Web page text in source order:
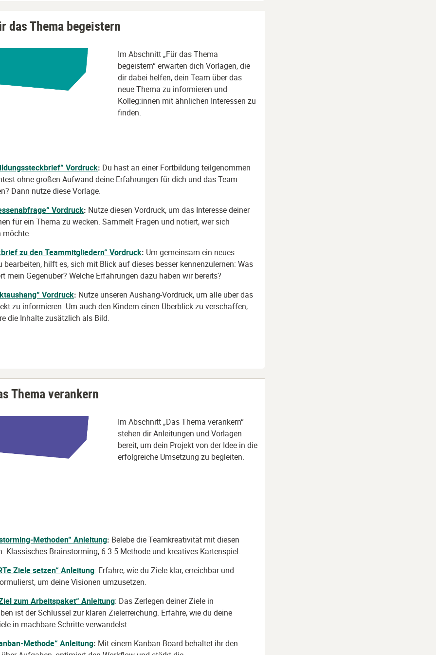
das Thema begeistern
Im Abschnitt „Für das Thema
begeistern“ erwarten dich Vorlagen, die
dir dabei helfen, dein Team über das
neue Thema zu informieren und
Kolleg:innen mit ähnlichen Interessen zu
finden.
Vordruck: Du hast an einer Fortbildung teilgenommen
ohne großen Aufwand deine Erfahrungen für dich und das Team
Dann nutze diese Vorlage.
Vordruck: Nutze diesen Vordruck, um das Interesse deiner
für ein Thema zu wecken. Sammelt Fragen und notiert, wer sich
möchte.
zu den Teammitgliedern“ Vordruck: Um gemeinsam ein neues
bearbeiten, hilft es, sich mit Blick auf dieses besser kennenzulernen: Was
mein Gegenüber? Welche Erfahrungen dazu haben wir bereits?
Vordruck: Nutze unseren Aushang-Vordruck, um alle über das
zu informieren. Um auch den Kindern einen Überblick zu verschaffen,
die Inhalte zusätzlich als Bild.
Thema verankern
Im Abschnitt „Das Thema verankern“
stehen dir Anleitungen und Vorlagen
bereit, um dein Projekt von der Idee in die
erfolgreiche Umsetzung zu begleiten.
Methoden“ Anleitung: Belebe die Teamkreativität mit diesen
Klassisches Brainstorming, 6-3-5-Methode und kreatives Kartenspiel.
Ziele setzen“ Anleitung: Erfahre, wie du Ziele klar, erreichbar und
um deine Visionen umzusetzen.
zum Arbeitspaket“ Anleitung: Das Zerlegen deiner Ziele in
ist der Schlüssel zur klaren Zielerreichung. Erfahre, wie du deine
in machbare Schritte verwandelst.
Methode“ Anleitung: Mit einem Kanban-Board behaltet ihr den